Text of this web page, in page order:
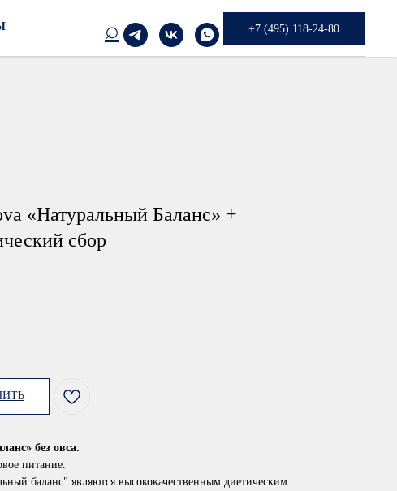
⌕ +7 (495) 118-24-80
«Натуральный Баланс» +
сбор
без овса.
питание.
баланс" являются высококачественным диетическим